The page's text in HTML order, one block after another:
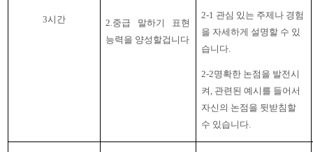
3시간 2.중급 말하기 표현
능력을 양성할겁니다
2-1 관심 있는 주제나 경험
을 자세하게 설명할 수 있
습니다.
2-2명확한 논점을 발전시
켜 관련된 예시를 들어서
자신의 논점을 뒷받침할
수 있습니다.